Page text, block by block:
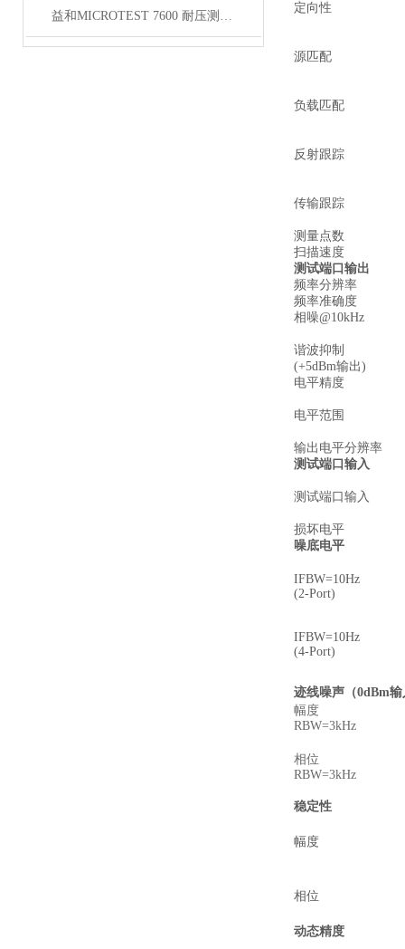
益和MICROTEST 7600 耐压测试仪
定向性
源匹配
负载匹配
反射跟踪
传输跟踪
测量点数
扫描速度
测试端口输出
频率分辨率
频率准确度
相噪@10kHz
谐波抑制
(+5dBm输出)
电平精度
电平范围
输出电平分辨率
测试端口输入
测试端口输入
损坏电平
噪底电平
IFBW=10Hz
(2-Port)
IFBW=10Hz
(4-Port)
迹线噪声（0dBm输
幅度
RBW=3kHz
相位
RBW=3kHz
稳定性
幅度
相位
动态精度